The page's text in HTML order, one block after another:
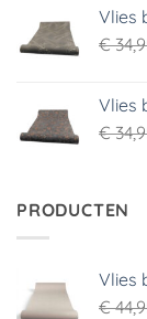
Vlies
€
Vlies
€
PRODUCTEN
Vlies
€